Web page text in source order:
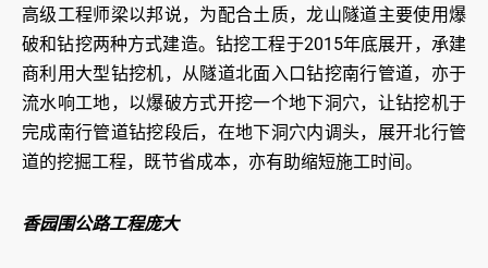
高级工程师梁以邦说，为配合土质，龙山隧道主要使用爆
破和钻挖两种方式建造。钻挖工程于2015年底展开，承建
商利用大型钻挖机，从隧道北面入口钻挖南行管道，亦于
流水响工地，以爆破方式开挖一个地下洞穴，让钻挖机于
完成南行管道钻挖段后，在地下洞穴内调头，展开北行管
道的挖掘工程，既节省成本，亦有助缩短施工时间。
香园围公路工程庞大